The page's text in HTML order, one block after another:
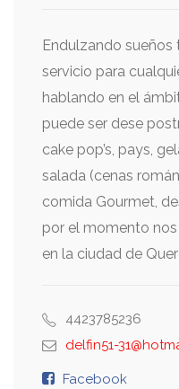
Endulzando
servicio para
hablando en el
puede ser dese
cake pop’s, pays,
salada (cenas
comida Gourmet,
por el momento
en la ciudad de
4423785236
delfin51-
Facebook